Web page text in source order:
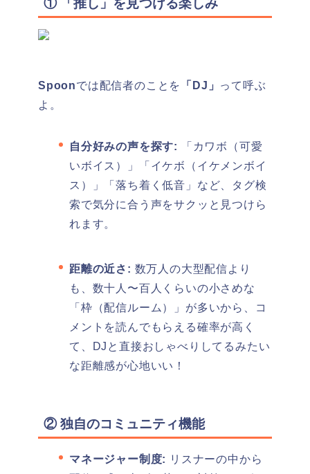
① 「推し」を見つける楽しみ
Spoonでは配信者のことを 「DJ」 って呼ぶ
よ。
自分好みの声を探す:
「カワボ（可愛
いボイス）」「イケボ（イケメンボイ
ス）」「落ち着く低音」など、タグ検
索で気分に合う声をサクッと見つけら
れます。
距離の近さ: 数万人の大型配信より
も、数十人〜百人くらいの小さめな
「枠（配信ルーム）」が多いから、コ
メントを読んでもらえる確率が高く
て、DJと直接おしゃべりしてるみたい
な距離感が心地いい！
② 独自のコミュニティ機能
マネージャー制度: リスナーの中から